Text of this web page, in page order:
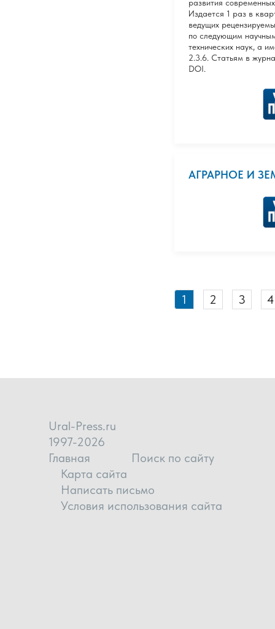
развития
Издается 1 раз в
ведущих
по следующим
технических наук, а
2.3.6. Статьям в
DOI.
АГРАРНОЕ И
1 2 3 4
Ural-Press.ru
1997-2026
Главная
Поиск по сайту
Карта сайта
Написать письмо
Условия использования сайта